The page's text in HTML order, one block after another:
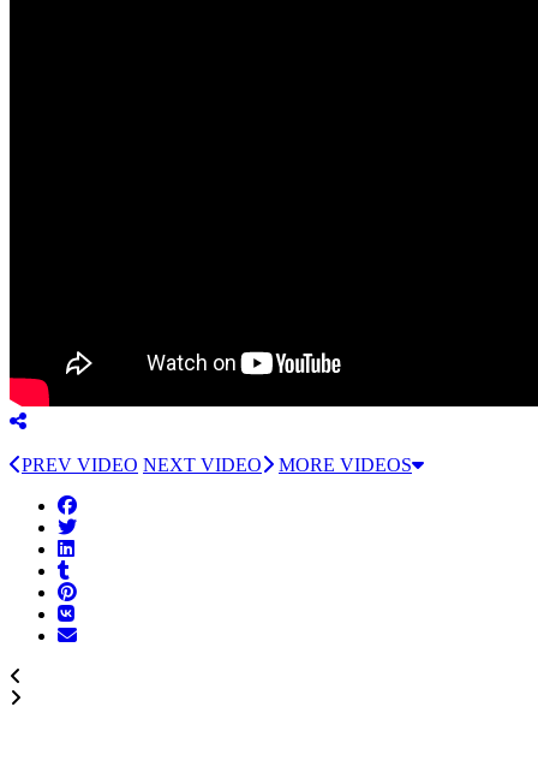
PREV VIDEO NEXT VIDEO MORE VIDEOS